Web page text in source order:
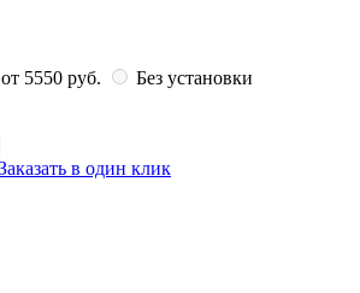
5550 руб.
Без установки
в один клик